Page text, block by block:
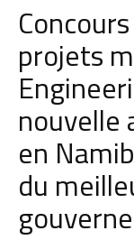
projets
nouvelle
en
du